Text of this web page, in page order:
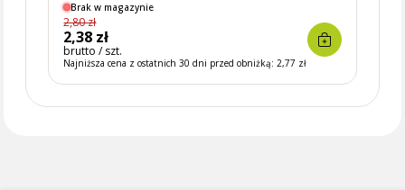
Brak w magazynie
2,80 zł
2,38 zł
brutto / szt.
Najniższa cena z ostatnich 30 dni przed obniżką:2,77 zł